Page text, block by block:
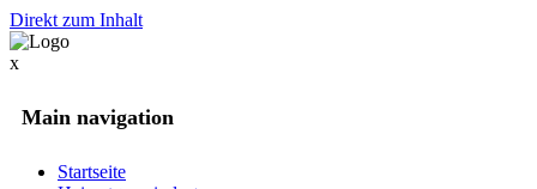
Direkt zum Inhalt
x
Main navigation
Startseite